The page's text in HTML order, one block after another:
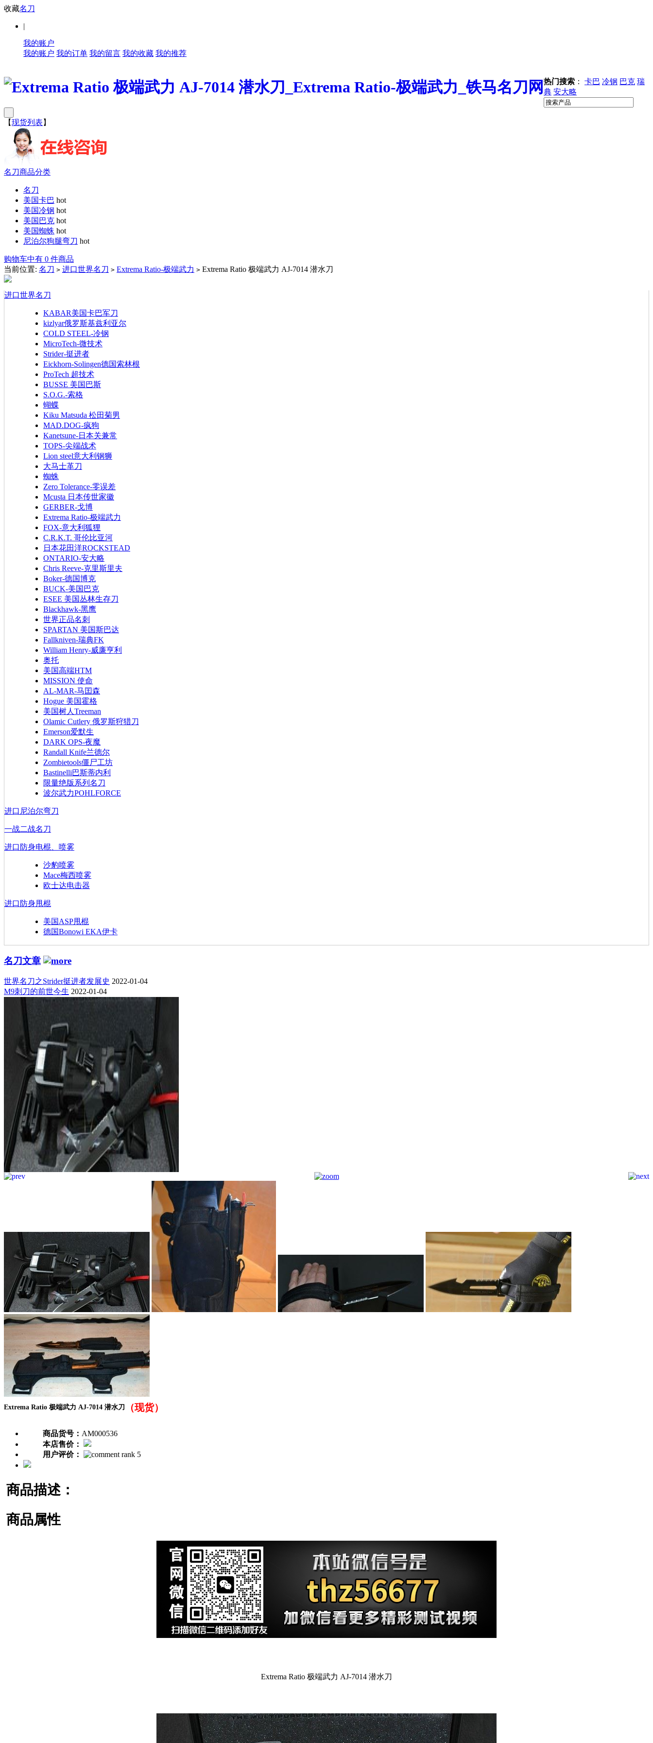
收藏名刀
|
我的账户
我的账户 我的订单 我的留言 我的收藏 我的推荐
热门搜索 ： 卡巴 冷钢 巴克 瑞
典 安大略
【现货列表 】
名刀商品分类
名刀
美国卡巴 hot
美国冷钢 hot
美国巴克 hot
美国蜘蛛 hot
尼泊尔狗腿弯刀 hot
购物车中有 0 件商品
当前位置: 名刀 > 进口世界名刀 > Extrema Ratio-极端武力 > Extrema Ratio 极端武力 AJ-7014 潜水刀
进口世界名刀
KABAR美国卡巴军刀
kizlyar俄罗斯基兹利亚尔
COLD STEEL-冷钢
MicroTech-微技术
Strider-挺进者
Eickhorn-Solingen德国索林根
ProTech 超技术
BUSSE 美国巴斯
S.O.G.-索格
蝴蝶
Kiku Matsuda 松田菊男
MAD.DOG-疯狗
Kanetsune-日本关兼常
TOPS-尖端战术
Lion steel意大利钢狮
大马士革刀
蜘蛛
Zero Tolerance-零误差
Mcusta 日本传世家徽
GERBER-戈博
Extrema Ratio-极端武力
FOX-意大利狐狸
C.R.K.T. 哥伦比亚河
日本花田洋ROCKSTEAD
ONTARIO-安大略
Chris Reeve-克里斯里夫
Boker-德国博克
BUCK-美国巴克
ESEE 美国丛林生存刀
Blackhawk-黑鹰
世界正品名刺
SPARTAN 美国斯巴达
Fallkniven-瑞典FK
William Henry-威廉亨利
奥托
美国高端HTM
MISSION 使命
AL-MAR-马囯森
Hogue 美国霍格
美国树人Treeman
Olamic Cutlery 俄罗斯狩猎刀
Emerson爱默生
DARK OPS-夜魔
Randall Knife兰德尔
Zombietools僵尸工坊
Bastinelli巴斯蒂内利
限量绝版系列名刀
波尔武力POHLFORCE
进口尼泊尔弯刀
一战二战名刀
进口防身电棍、喷雾
沙豹喷雾
Mace梅西喷雾
欧士达电击器
进口防身甩棍
美国ASP甩棍
德国Bonowi EKA伊卡
名刀文章
世界名刀之Strider挺进者发展史 2022-01-04
M9刺刀的前世今生 2022-01-04
Extrema Ratio 极端武力 AJ-7014 潜水刀 （现货）
商品货号： AM000536
本店售价：
用户评价：
商品描述：
商品属性
Extrema Ratio 极端武力 AJ-7014 潜水刀